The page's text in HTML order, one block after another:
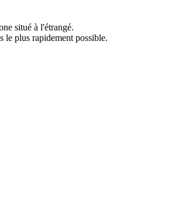
situé à l'étrangé.
le plus rapidement possible.